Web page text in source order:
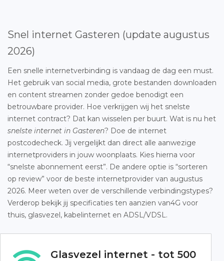
Snel internet Gasteren (update augustus
2026)
Een snelle internetverbinding is vandaag de dag een must.
Het gebruik van social media, grote bestanden downloaden
en content streamen zonder gedoe benodigt een
betrouwbare provider. Hoe verkrijgen wij het snelste
internet contract? Dat kan wisselen per buurt. Wat is nu het
snelste internet in Gasteren? Doe de internet
postcodecheck. Jij vergelijkt dan direct alle aanwezige
internetproviders in jouw woonplaats. Kies hierna voor
“snelste abonnement eerst”. De andere optie is “sorteren
op review” voor de beste internetprovider van augustus
2026. Meer weten over de verschillende verbindingstypes?
Verderop bekijk jij specificaties ten aanzien van4G voor
thuis, glasvezel, kabelinternet en ADSL/VDSL.
Glasvezel internet - tot 500